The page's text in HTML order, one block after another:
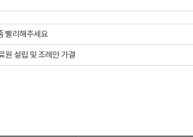
빨리해주세요
원 설립 및 조례안 가결